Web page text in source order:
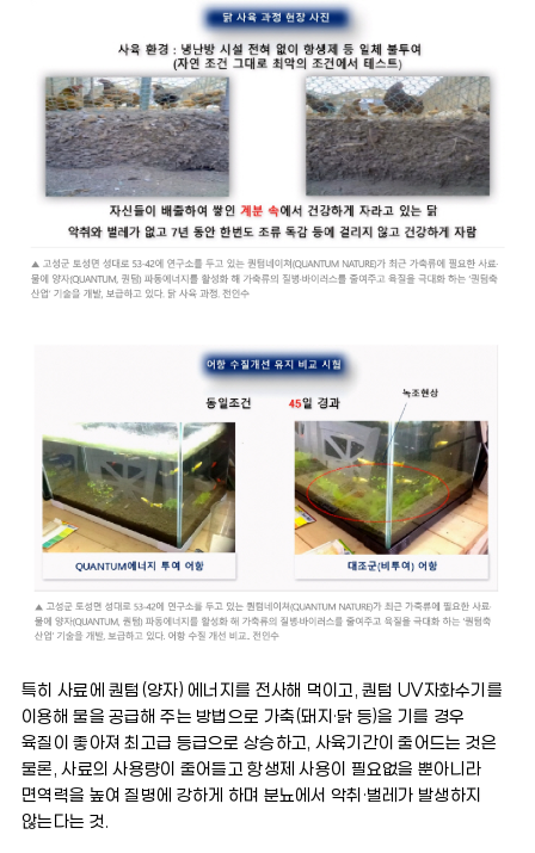
특히 사료에 퀀텀(양자) 에너지를 전사해 먹이고, 퀀텀 UV자화수기를
이용해 물을 공급해 주는 방법으로 가축(돼지·닭 등)을 기를 경우
육질이 좋아져 최고급 등급으로 상승하고, 사육기간이 줄어드는 것은
물론, 사료의 사용량이 줄어들고 항생제 사용이 필요없을 뿐아니라
면역력을 높여 질병에 강하게 하며 분뇨에서 악취·벌레가 발생하지
않는다는 것.